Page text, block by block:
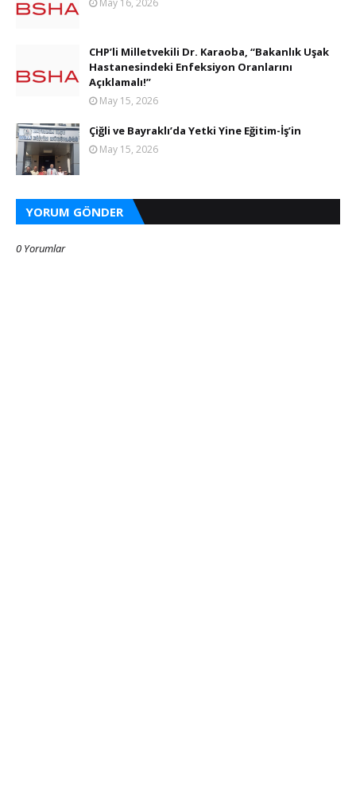
CHP’li Milletvekili Dr. Karaoba, “Bakanlık Uşak
Hastanesindeki Enfeksiyon Oranlarını
Açıklamalı!”
May 15, 2026
Çiğli ve Bayraklı’da Yetki Yine Eğitim-İş’in
May 15, 2026
YORUM GÖNDER
0 Yorumlar